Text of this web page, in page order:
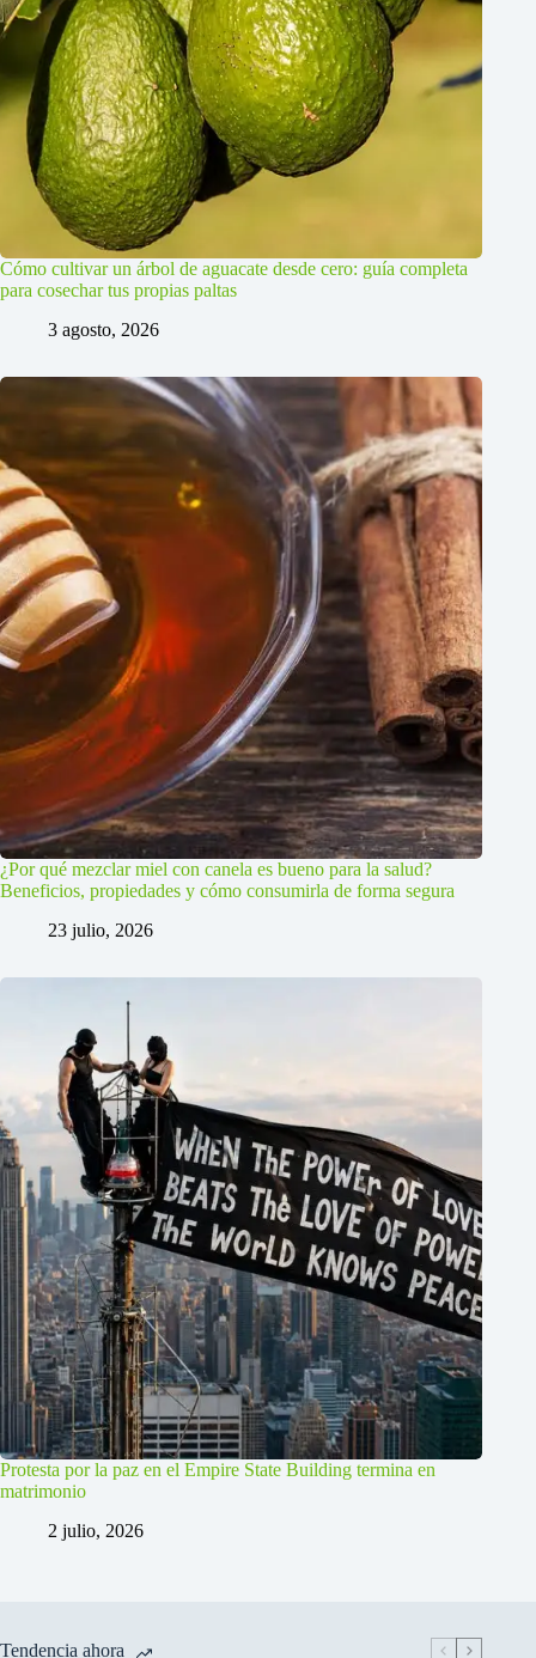
Cómo cultivar un árbol de aguacate desde cero: guía completa
para cosechar tus propias paltas
3 agosto, 2026
¿Por qué mezclar miel con canela es bueno para la salud?
Beneficios, propiedades y cómo consumirla de forma segura
23 julio, 2026
Protesta por la paz en el Empire State Building termina en
matrimonio
2 julio, 2026
Tendencia ahora